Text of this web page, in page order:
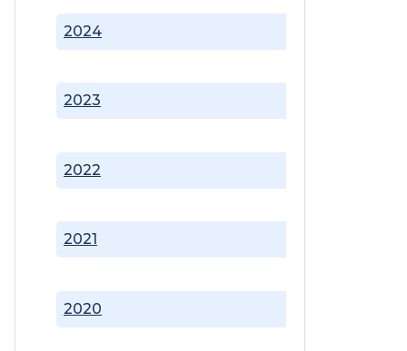
2020
2021
2022
2023
2024